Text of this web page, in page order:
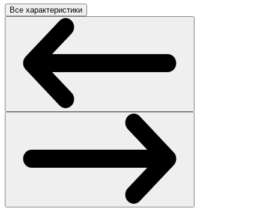
Все характеристики